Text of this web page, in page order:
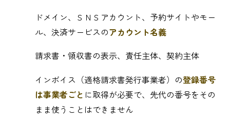
ドメイン、ＳＮＳアカウント、予約サイトやモー
ル、決済サービスのアカウント名義
請求書・領収書の表示、責任主体、契約主体
インボイス（適格請求書発行事業者）の登録番号
は事業者ごと に取得が必要で、先代の番号をその
まま使うことはできません